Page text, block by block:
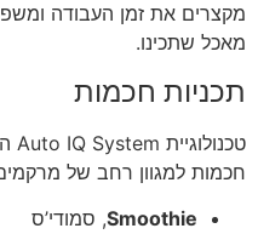
מקצרים את זמן העבודה
מאכל שתכינו.
תכניות חכמות
חכמות למגוון רחב של
Smoothie, סמודי’ס